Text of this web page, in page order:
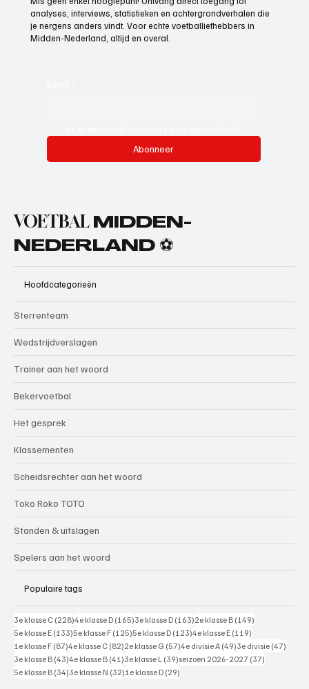
analyses, interviews, statistieken en achtergrondverhalen die
je nergens anders vindt. Voor echte voetballiefhebbers in
Midden-Nederland, altijd en overal.
Abonneer
VOETBAL MIDDEN-
NEDERLAND ⚽
Hoofdcategorieën
Sterrenteam
Wedstrijdverslagen
Trainer aan het woord
Bekervoetbal
Het gesprek
Klassementen
Scheidsrechter aan het woord
Toko Roko TOTO
Standen & uitslagen
Spelers aan het woord
Populaire tags
3e klasse C (228)228 posts
4e klasse D (165)165 posts
3e klasse D (163)163 posts
2e klasse B (149)
5e klasse E (133)133 posts
5e klasse F (125)125 posts
5e klasse D (123)123 posts
4e klasse E (119)
1e klasse F (87)87 posts
4e klasse C (82)82 posts
2e klasse G (57)57 posts
4e divisie A (49)49 posts
3e divisie (47)
3e klasse B (43)43 posts
4e klasse B (41)41 posts
3e klasse L (39)39 posts
seizoen 2026-2027 (37)
5e klasse B (34)34 posts
3e klasse N (32)32 posts
1e klasse D (29)